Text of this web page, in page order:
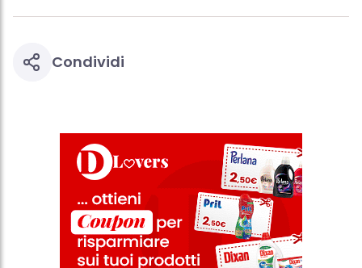
Condividi
simili"). Puoi revocare il tuo consenso in qualsiasi momento con
ulteriori informazioni sui cookie utilizzati su questo sito Web, in
particolare sul loro periodo di conservazione, consultare le
trattamento dei tuoi dati / sull'uso dei cookie e consentirli per uno o
più degli scopi sopra menzionati. Cliccando su "Accetta tutto",
acconsenti all'uso dei cookie e al trattamento dei tuoi dati
personali per tutte le finalità sopra indicate. Se fai clic su "Rifiuta",
verranno utilizzati solo i cookie tecnicamente necessari per fornirti
questo sito web.